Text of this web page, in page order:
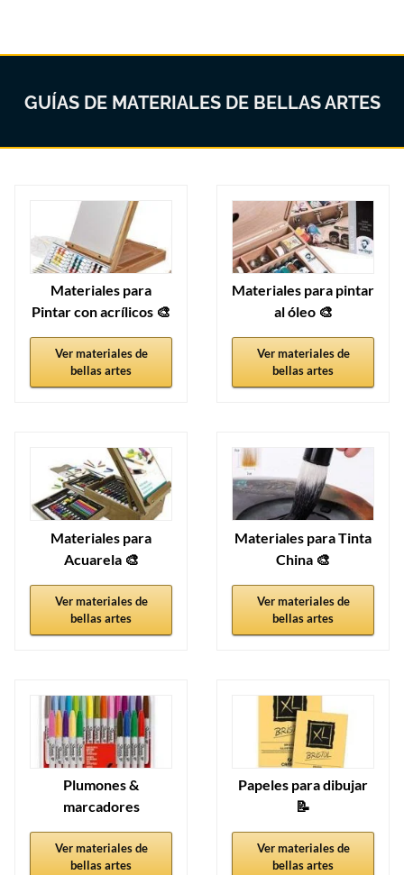
GUÍAS DE MATERIALES DE BELLAS ARTES
Materiales para
Pintar con acrílicos 🎨
Ver materiales de
bellas artes
Materiales para pintar
al óleo 🎨
Ver materiales de
bellas artes
Materiales para
Acuarela 🎨
Ver materiales de
bellas artes
Materiales para Tinta
China 🎨
Ver materiales de
bellas artes
Plumones &
marcadores
Ver materiales de
bellas artes
Papeles para dibujar
📝
Ver materiales de
bellas artes